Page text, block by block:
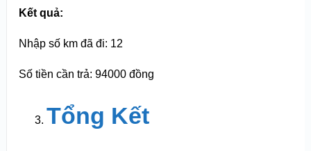
Kết quả:
Nhập số km đã đi: 12
Số tiền cần trả: 94000 đồng
Tổng Kết